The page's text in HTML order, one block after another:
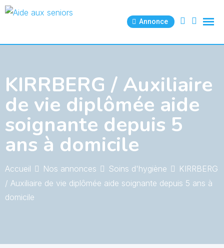
Skip
Annonce
KIRRBERG / Auxiliaire
de vie diplômée aide
soignante depuis 5
ans à domicile
Accueil Nos annonces Soins d'hygiène
KIRRBERG
/ Auxiliaire de vie diplômée aide soignante depuis 5 ans à
domicile